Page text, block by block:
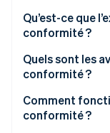
Stripe
Regarder la
Qu’est-ce que
conformité ?
Quels sont les
conformité ?
Comment
conformité ?